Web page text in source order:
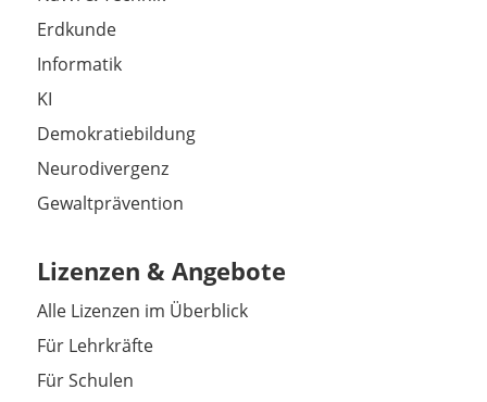
Erdkunde
Informatik
KI
Demokratiebildung
Neurodivergenz
Gewaltprävention
Lizenzen & Angebote
Alle Lizenzen im Überblick
Für Lehrkräfte
Für Schulen